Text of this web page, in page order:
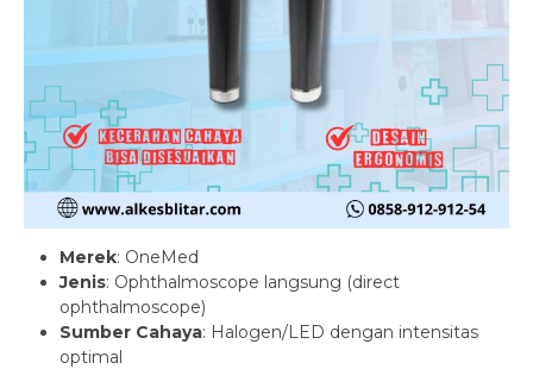
Merek: OneMed
Jenis: Ophthalmoscope langsung (direct
ophthalmoscope)
Sumber Cahaya: Halogen/LED dengan intensitas
optimal